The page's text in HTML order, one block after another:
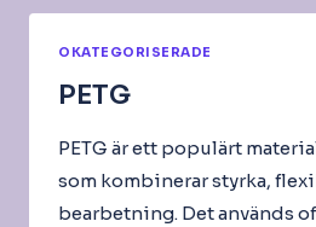
OKATEGORISERADE
PETG
PETG är ett populärt
som kombinerar styrka,
bearbetning. Det används